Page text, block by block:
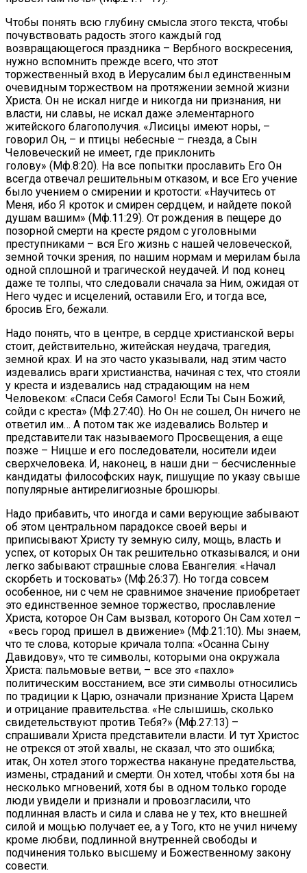
Чтобы понять всю глубину смысла этого текста, чтобы
почувствовать радость этого каждый год
возвращающегося праздника – Вербного воскресения,
нужно вспомнить прежде всего, что этот
торжественный вход в Иерусалим был единственным
очевидным торжеством на протяжении земной жизни
Христа. Он не искал нигде и никогда ни признания, ни
власти, ни славы, не искал даже элементарного
житейского благополучия. «Лисицы имеют норы, –
говорил Он, – и птицы небесные – гнезда, а Сын
Человеческий не имеет, где приклонить
голову» (Мф.8:20). На все попытки прославить Его Он
всегда отвечал решительным отказом, и все Его учение
было учением о смирении и кротости: «Научитесь от
Меня, ибо Я кроток и смирен сердцем, и найдете покой
душам вашим» (Мф.11:29). От рождения в пещере до
позорной смерти на кресте рядом с уголовными
преступниками – вся Его жизнь с нашей человеческой,
земной точки зрения, по нашим нормам и мерилам была
одной сплошной и трагической неудачей. И под конец
даже те толпы, что следовали сначала за Ним, ожидая от
Него чудес и исцелений, оставили Его, и тогда все,
бросив Его, бежали.
Надо понять, что в центре, в сердце христианской веры
стоит, действительно, житейская неудача, трагедия,
земной крах. И на это часто указывали, над этим часто
издевались враги христианства, начиная с тех, что стояли
у креста и издевались над страдающим на нем
Человеком: «Спаси Себя Самого! Если Ты Сын Божий,
сойди с креста» (Мф.27:40). Но Он не сошел, Он ничего не
ответил им… А потом так же издевались Вольтер и
представители так называемого Просвещения, а еще
позже – Ницше и его последователи, носители идеи
сверхчеловека. И, наконец, в наши дни – бесчисленные
кандидаты философских наук, пишущие по указу свыше
популярные антирелигиозные брошюры.
Надо прибавить, что иногда и сами верующие забывают
об этом центральном парадоксе своей веры и
приписывают Христу ту земную силу, мощь, власть и
успех, от которых Он так решительно отказывался; и они
легко забывают страшные слова Евангелия: «Начал
скорбеть и тосковать» (Мф.26:37). Но тогда совсем
особенное, ни с чем не сравнимое значение приобретает
это единственное земное торжество, прославление
Христа, которое Он Сам вызвал, которого Он Сам хотел –
«весь город пришел в движение» (Мф.21:10). Мы знаем,
что те слова, которые кричала толпа: «Осанна Сыну
Давидову», что те символы, которыми она окружала
Христа: пальмовые ветви, – все это «пахло»
политическим восстанием, все эти символы относились
по традиции к Царю, означали признание Христа Царем
и отрицание правительства. «Не слышишь, сколько
свидетельствуют против Тебя?» (Мф.27:13) –
спрашивали Христа представители власти. И тут Христос
не отрекся от этой хвалы, не сказал, что это ошибка;
итак, Он хотел этого торжества накануне предательства,
измены, страданий и смерти. Он хотел, чтобы хотя бы на
несколько мгновений, хотя бы в одном только городе
люди увидели и признали и провозгласили, что
подлинная власть и сила и слава не у тех, кто внешней
силой и мощью получает ее, а у Того, кто не учил ничему
кроме любви, подлинной внутренней свободы и
подчинения только высшему и Божественному закону
совести.